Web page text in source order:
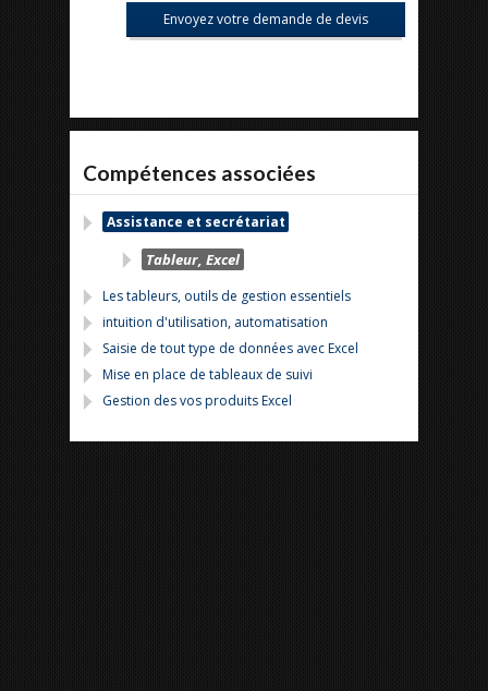
Compétences associées
Assistance et secrétariat
Tableur, Excel
Les tableurs, outils de gestion essentiels
intuition d'utilisation, automatisation
Saisie de tout type de données avec Excel
Mise en place de tableaux de suivi
Gestion des vos produits Excel